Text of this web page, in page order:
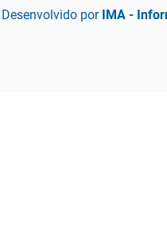
Desenvolvido por IMA -